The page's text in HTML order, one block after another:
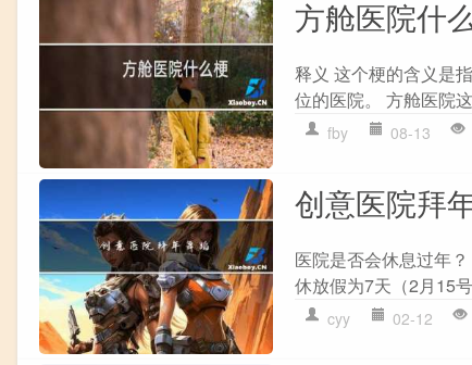
方舱医院什
释义 这个梗的含义是
位的医院。 方舱医院
fby 08-13
创意医院拜
医院是否会休息过年
休放假为7天（2月15
cyy 02-12